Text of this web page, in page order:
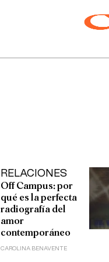
RELACIONES
Off Campus: por
qué es la perfecta
radiografía del
amor
contemporáneo
CAROLINA BENAVENTE